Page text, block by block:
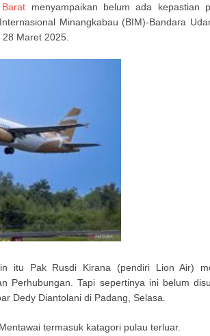
menyampaikan belum ada kepastian
Minangkabau (BIM)-Bandara
Maret 2025.
itu Pak Rusdi Kirana (pendiri Lion Air)
Perhubungan. Tapi sepertinya ini belum
Dedy Diantolani di Padang, Selasa.
termasuk katagori pulau terluar.